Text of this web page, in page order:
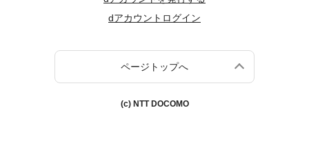
dアカウントログイン
ページトップへ
(c) NTT DOCOMO